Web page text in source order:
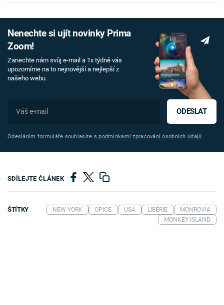
Nenechte si ujít novinky Prima
Zoom!
Zanechte nám svůj e-mail a 1x týdně vás
upozorníme na to nejnovější a nejlepší z
našeho webu.
ODESLAT
Odesláním formuláře souhlasíte spodmínkami zpracování osobních údajů
SDÍLEJTE ČLÁNEK
ŠTÍTKY NEW YORK OPICE USA LIBÉRIE
MONROVIA
MONKEY ISLAND